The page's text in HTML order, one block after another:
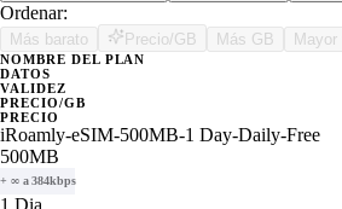
Ordenar:
Más barato Precio/GB Más GB Mayor
NOMBRE DEL PLAN
DATOS
VALIDEZ
PRECIO/GB
PRECIO
iRoamly-eSIM-500MB-1 Day-Daily-Free
500MB
+ ∞ a 384kbps
1 Dia